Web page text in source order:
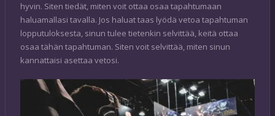
hyvin. Siten tiedät, miten voit ottaa osaa tapahtumaan
haluamallasi tavalla. Jos haluat taas lyödä vetoa tapahtuman
lopputuloksesta, sinun tulee tietenkin selvittää, keitä ottaa
osaa tähän tapahtuman. Siten voit selvittää, miten sinun
kannattaisi asettaa vetosi.